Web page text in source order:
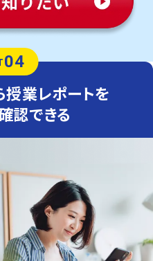
04
業レポートを
認できる